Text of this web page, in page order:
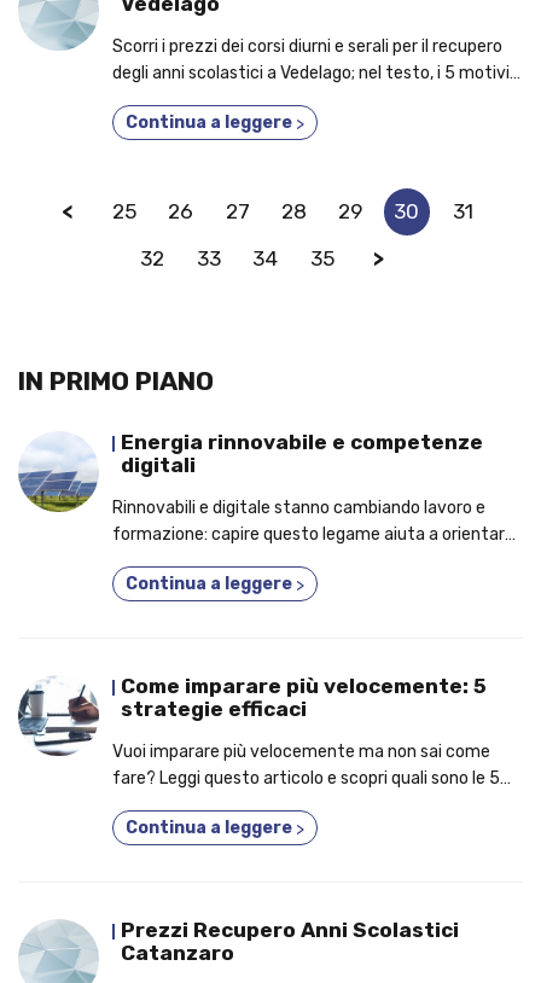
Scorri i prezzi dei corsi diurni e serali per il recupero
degli anni scolastici a Vedelago; nel testo, i 5 motivi
Continua a leggere >
< 25 26 27 28 29 30
31
32
33 34 35 >
IN PRIMO PIANO
Energia rinnovabile e competenze
digitali
Rinnovabili e digitale stanno cambiando lavoro e
formazione: capire questo legame aiuta a orientarsi
Continua a leggere >
Come imparare più velocemente: 5
strategie efficaci
Vuoi imparare più velocemente ma non sai come
fare? Leggi questo articolo e scopri quali sono le 5
Continua a leggere >
Prezzi Recupero Anni Scolastici
Catanzaro